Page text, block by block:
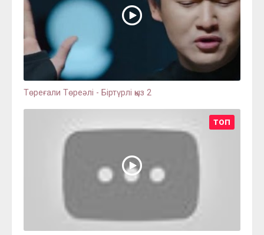
Төреғали Төреәлі - Біртүрлі қыз 2
ТОП